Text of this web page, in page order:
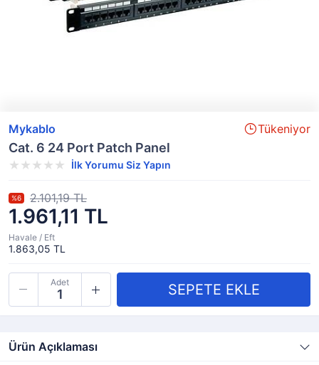
Mykablo Tükeniyor
Cat. 6 24 Port Patch Panel
İlk Yorumu Siz Yapın
1.961,11 TL
%6 2.101,19 TL
Havale / Eft
1.863,05 TL
Adet
Ürün Açıklaması